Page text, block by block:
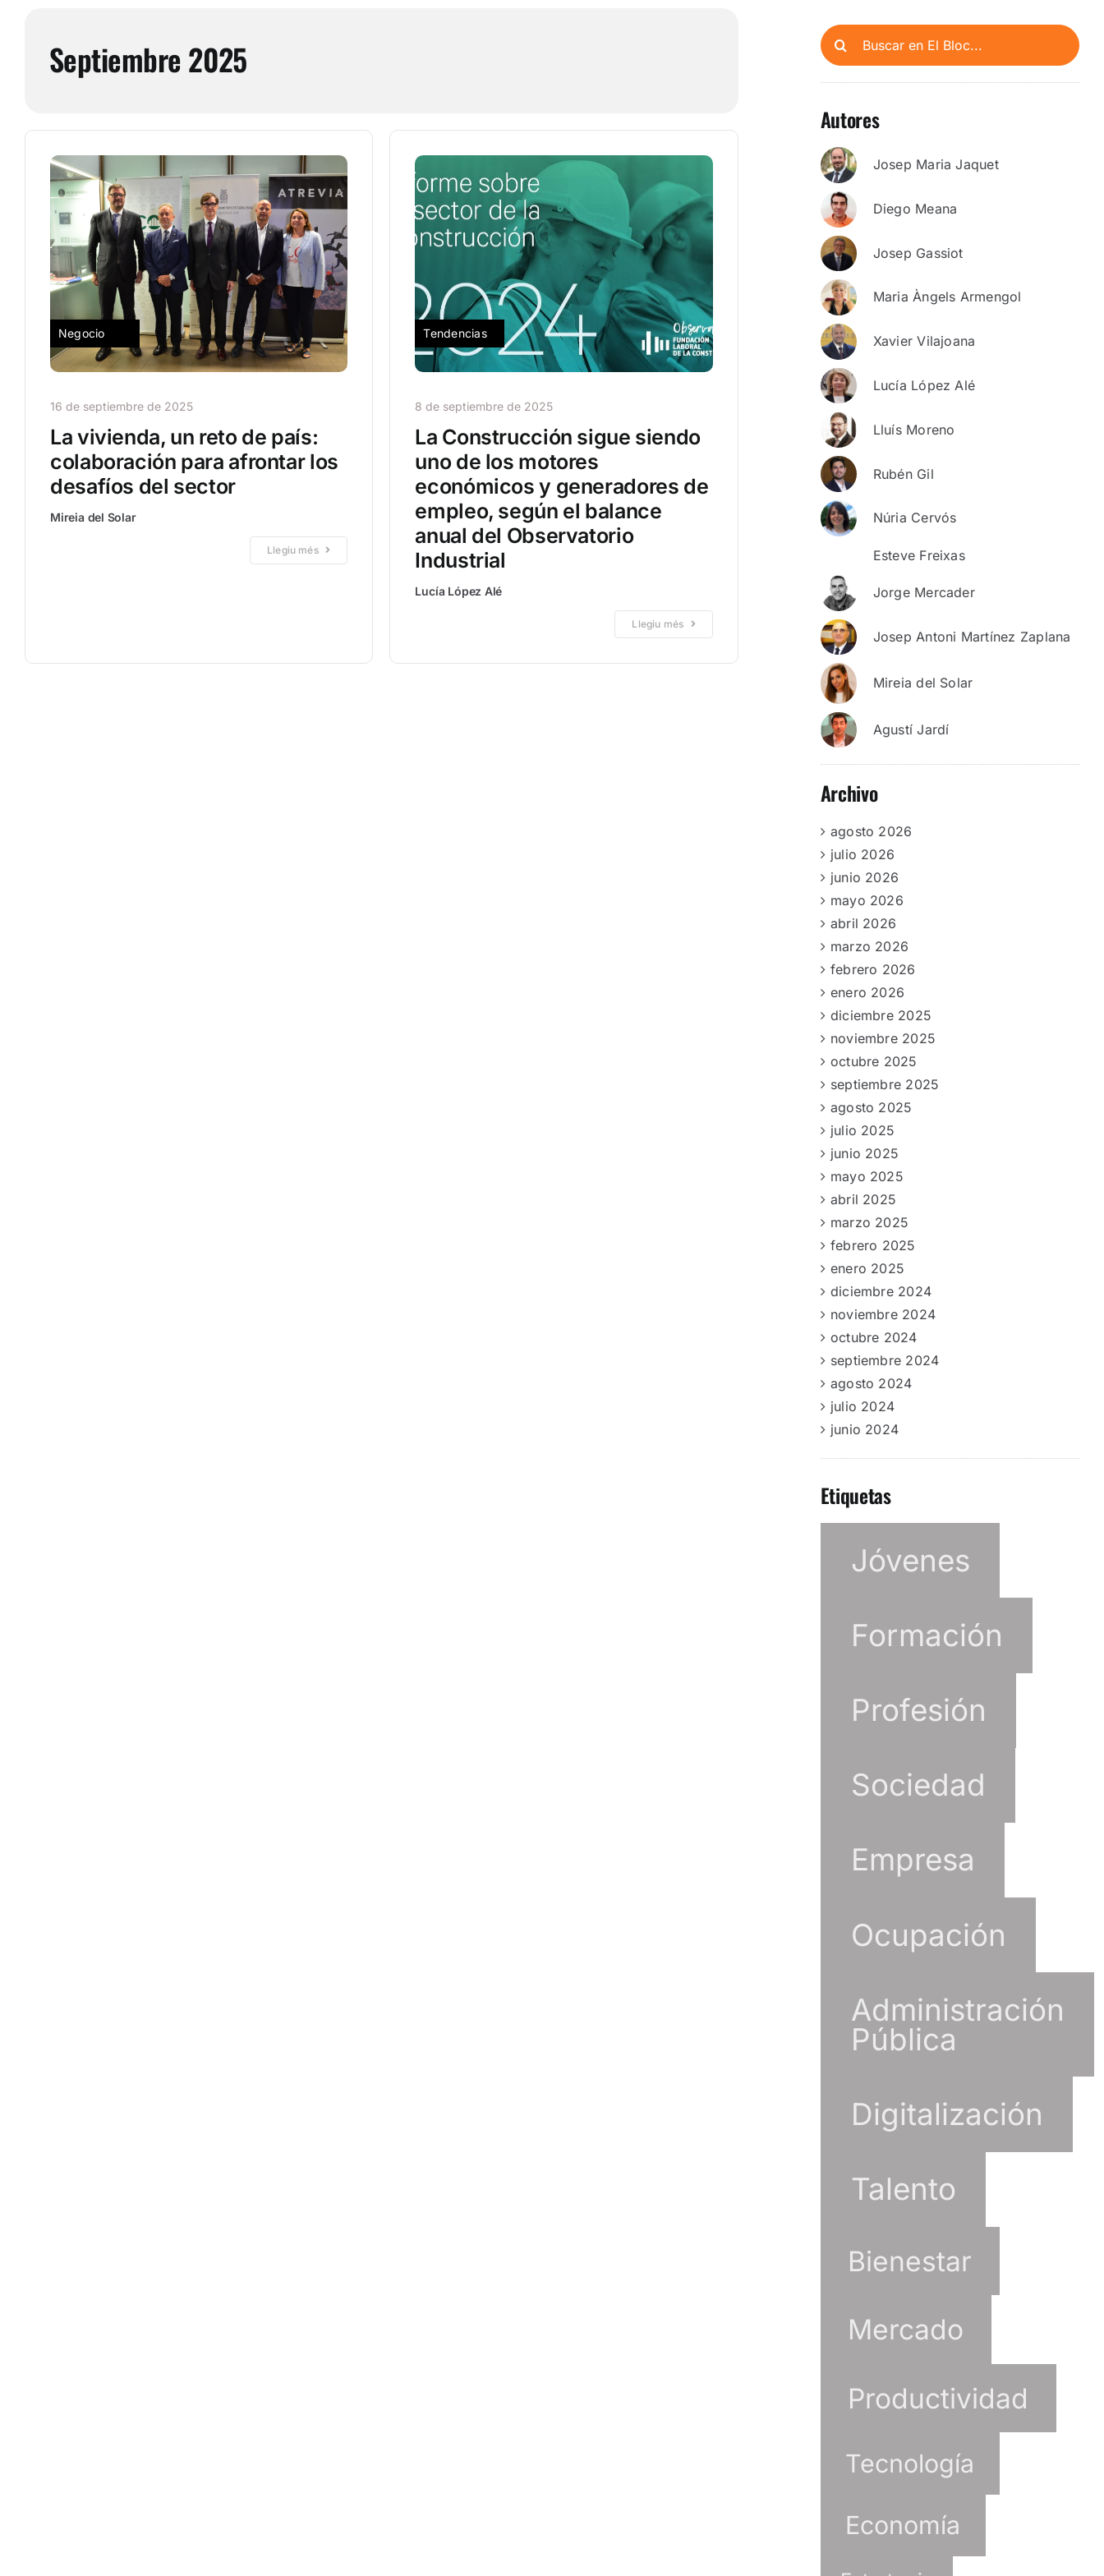
Septiembre 2025
Negocio
16 de septiembre de 2025
La vivienda, un reto de país:
colaboración para afrontar los
desafíos del sector
Mireia del Solar
Llegiu més
Tendencias
8 de septiembre de 2025
La Construcción sigue siendo
uno de los motores
económicos y generadores de
empleo, según el balance
anual del Observatorio
Industrial
Lucía López Alé
Llegiu més
Buscar:
Autores
Josep Maria Jaquet
Diego Meana
Josep Gassiot
Maria Àngels Armengol
Xavier Vilajoana
Lucía López Alé
Lluís Moreno
Rubén Gil
Núria Cervós
Esteve Freixas
Jorge Mercader
Josep Antoni Martínez Zaplana
Mireia del Solar
Agustí Jardí
Archivo
agosto 2026
julio 2026
junio 2026
mayo 2026
abril 2026
marzo 2026
febrero 2026
enero 2026
diciembre 2025
noviembre 2025
octubre 2025
septiembre 2025
agosto 2025
julio 2025
junio 2025
mayo 2025
abril 2025
marzo 2025
febrero 2025
enero 2025
diciembre 2024
noviembre 2024
octubre 2024
septiembre 2024
agosto 2024
julio 2024
junio 2024
Etiquetas
Jóvenes
Formación
Profesión
Sociedad
Empresa
Ocupación
Administración
Pública
Digitalización
Talento
Bienestar
Mercado
Productividad
Tecnología
Economía